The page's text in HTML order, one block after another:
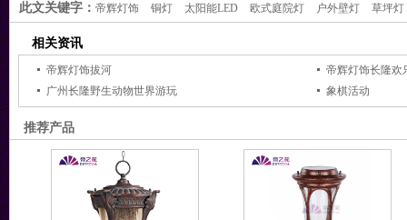
此文关键字： 帝辉灯饰 铜灯 太阳能LED 欧式庭院灯 户外壁灯 草坪灯
相关资讯
帝辉灯饰拔河
帝辉灯饰长隆欢
广州长隆野生动物世界游玩
象棋活动
推荐产品